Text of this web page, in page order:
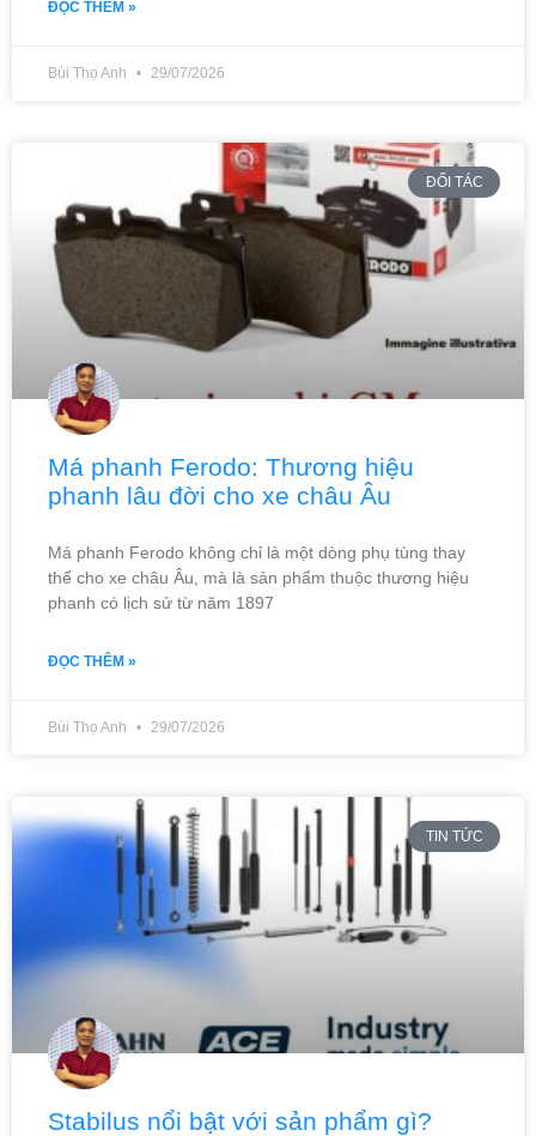
ĐỌC THÊM »
Bùi Thọ Anh 29/07/2026
ĐỐI TÁC
Má phanh Ferodo: Thương hiệu
phanh lâu đời cho xe châu Âu
Má phanh Ferodo không chỉ là một dòng phụ tùng thay
thế cho xe châu Âu, mà là sản phẩm thuộc thương hiệu
phanh có lịch sử từ năm 1897
ĐỌC THÊM »
Bùi Thọ Anh 29/07/2026
TIN TỨC
Stabilus nổi bật với sản phẩm gì?